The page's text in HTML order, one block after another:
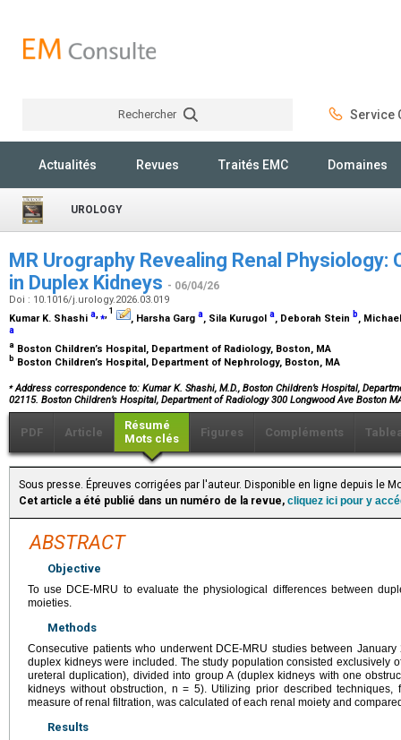
Rechercher Service
Actualités Revues Traités EMC Domaines
UROLOGY
MR Urography Revealing Renal
in Duplex Kidneys - 06/04/26
Doi : 10.1016/j.urology.2026.03.019
Kumar K. Shashi a,⁎, 1
, Harsha Garg a, Sila Kurugol a, Deborah Stein b,
a
a Boston Children’s Hospital, Department of Radiology, Boston, MA
b Boston Children’s Hospital, Department of Nephrology, Boston, MA
⁎Address correspondence to: Kumar K. Shashi, M.D., Boston Children’s Hospital,
02115. Boston Children’s Hospital, Department of Radiology 300 Longwood Ave Boston
PDF Article
Résumé
Mots clés
Figures Compléments
Sous presse. Épreuves corrigées par l'auteur. Disponible en ligne depuis le
Cet article a été publié dans un numéro de la revue, cliquez ici pour y
ABSTRACT
Objective
To use DCE-MRU to evaluate the physiological differences between
moieties.
Methods
Consecutive patients who underwent DCE-MRU studies between
duplex kidneys were included. The study population consisted exclusively
ureteral duplication), divided into group A (duplex kidneys with one
kidneys without obstruction, n = 5). Utilizing prior described techniques,
measure of renal filtration, was calculated of each renal moiety and
Results